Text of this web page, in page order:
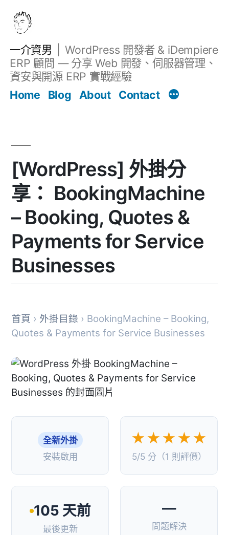
一介資男
WordPress 開發者 & iDempiere
ERP 顧問 — 分享 Web 開發、伺服器管理、
資安與開源 ERP 實戰經驗
Home
Blog About Contact
[WordPress] 外掛分
享： BookingMachine
– Booking, Quotes &
Payments for Service
Businesses
首頁 › 外掛目錄 › BookingMachine – Booking,
Quotes & Payments for Service Businesses
全新外掛
安裝啟用
★★★★★
5/5 分（1 則評價）
105 天前
最後更新
—
問題解決
文章